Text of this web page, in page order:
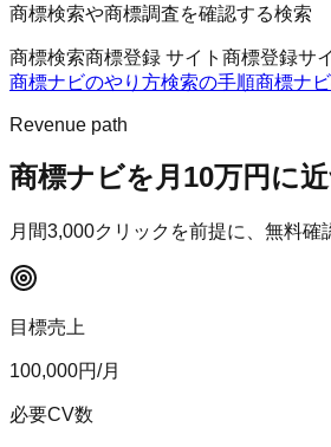
商標検索や商標調査を確認する検索
商標検索商標登録 サイト 商標登録サ
商標ナビのやり方検索の手順商標ナ
Revenue path
商標ナビを月10万円に
月間3,000クリックを前提に、無料確
目標売上
100,000円/月
必要CV数